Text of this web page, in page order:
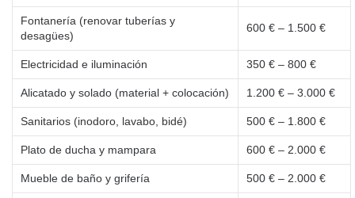
Fontanería (renovar tuberías y
desagües)
600 € – 1.500 €
Electricidad e iluminación 350 € – 800 €
Alicatado y solado (material + colocación) 1.200 € – 3.000 €
Sanitarios (inodoro, lavabo, bidé) 500 € – 1.800 €
Plato de ducha y mampara 600 € – 2.000 €
Mueble de baño y grifería 500 € – 2.000 €